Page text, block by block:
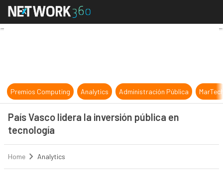
País Vasco lidera la inversión
Premios Computing Analytics Administración Pública
País Vasco lidera la inversión pública en
tecnología
Home Analytics